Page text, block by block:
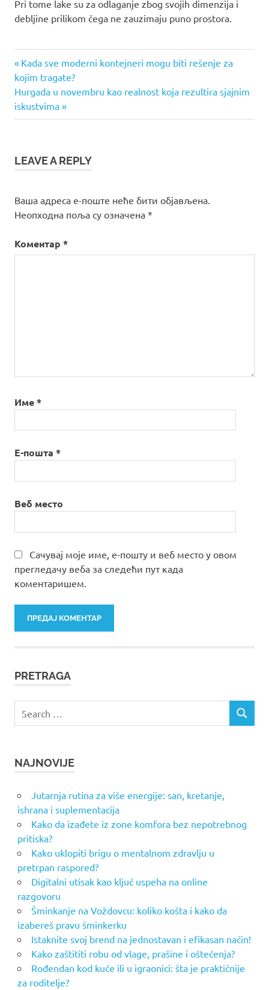
Pri tome lake su za odlaganje zbog svojih dimenzija i
debljine prilikom čega ne zauzimaju puno prostora.
Кретање
чланка
Previous
Post:
Kada sve moderni kontejneri mogu biti rešenje za
kojim tragate?
Next
Post:
Hurgada u novembru kao realnost koja rezultira sjajnim
iskustvima
LEAVE A REPLY
Ваша адреса е-поште неће бити објављена.
Неопходна поља су означена *
Коментар *
Име*
Е-пошта *
Веб место
Сачувај моје име, е-пошту и веб место у овом
прегледачу веба за следећи пут када
коментаришем.
PRETRAGA
for:
SEARCH
NAJNOVIJE
Jutarnja rutina za više energije: san, kretanje,
ishrana i suplementacija
Kako da izađete iz zone komfora bez nepotrebnog
pritiska?
Kako uklopiti brigu o mentalnom zdravlju u
pretrpan raspored?
Digitalni utisak kao ključ uspeha na online
razgovoru
Šminkanje na Voždovcu: koliko košta i kako da
izabereš pravu šminkerku
Istaknite svoj brend na jednostavan i efikasan način!
Kako zaštititi robu od vlage, prašine i oštećenja?
Rođendan kod kuće ili u igraonici: šta je praktičnije
za roditelje?